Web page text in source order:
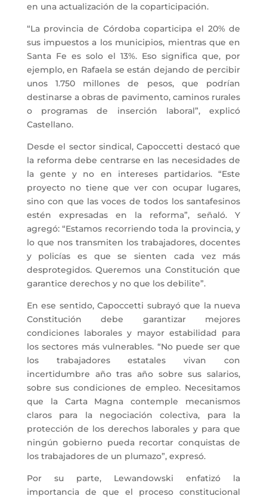
en una actualización de la coparticipación.
“La provincia de Córdoba coparticipa el 20% de
sus impuestos a los municipios, mientras que en
Santa Fe es solo el 13%. Eso significa que, por
ejemplo, en Rafaela se están dejando de percibir
unos 1.750 millones de pesos, que podrían
destinarse a obras de pavimento, caminos rurales
o programas de inserción laboral”, explicó
Castellano.
Desde el sector sindical, Capoccetti destacó que
la reforma debe centrarse en las necesidades de
la gente y no en intereses partidarios. “Este
proyecto no tiene que ver con ocupar lugares,
sino con que las voces de todos los santafesinos
estén expresadas en la reforma”, señaló. Y
agregó: “Estamos recorriendo toda la provincia, y
lo que nos transmiten los trabajadores, docentes
y policías es que se sienten cada vez más
desprotegidos. Queremos una Constitución que
garantice derechos y no que los debilite”.
En ese sentido, Capoccetti subrayó que la nueva
Constitución debe garantizar mejores
condiciones laborales y mayor estabilidad para
los sectores más vulnerables. “No puede ser que
los trabajadores estatales vivan con
incertidumbre año tras año sobre sus salarios,
sobre sus condiciones de empleo. Necesitamos
que la Carta Magna contemple mecanismos
claros para la negociación colectiva, para la
protección de los derechos laborales y para que
ningún gobierno pueda recortar conquistas de
los trabajadores de un plumazo”, expresó.
Por su parte, Lewandowski enfatizó la
importancia de que el proceso constitucional